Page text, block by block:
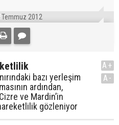
Temmuz 2012
bazı yerleşim
ardından,
ve Mardin’in
gözleniyor
A+
A-